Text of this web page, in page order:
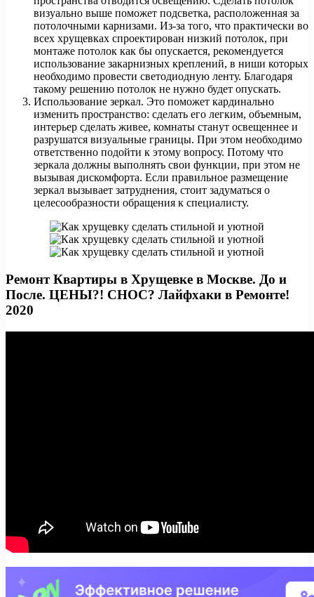
визуально выше поможет подсветка, расположенная за
потолочными карнизами. Из-за того, что практически во
всех хрущевках спроектирован низкий потолок, при
монтаже потолок как бы опускается, рекомендуется
использование закарнизных креплений, в ниши которых
необходимо провести светодиодную ленту. Благодаря
такому решению потолок не нужно будет опускать.
Использование зеркал. Это поможет кардинально
изменить пространство: сделать его легким, объемным,
интерьер сделать живее, комнаты станут освещеннее и
разрушатся визуальные границы. При этом необходимо
ответственно подойти к этому вопросу. Потому что
зеркала должны выполнять свои функции, при этом не
вызывая дискомфорта. Если правильное размещение
зеркал вызывает затруднения, стоит задуматься о
целесообразности обращения к специалисту.
Ремонт Квартиры в Хрущевке в Москве. До и
После. ЦЕНЫ?! СНОС? Лайфхаки в Ремонте!
2020